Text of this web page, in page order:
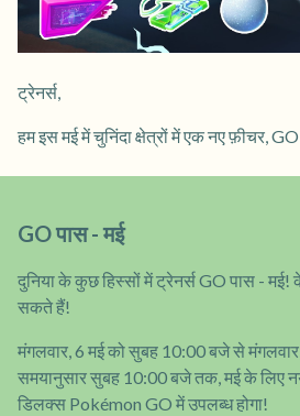
ट्रेनर्स,
हम इस मई में चुनिंदा क्षेत्रों में एक नए फ़ीचर,
GO पास - मई
दुनिया के कुछ हिस्सों में ट्रेनर्स GO पास - मई!
सकते हैं!
मंगलवार, 6 मई को सुबह 10:00 बजे से
समयानुसार सुबह 10:00 बजे तक, मई के लिए
डिलक्स Pokémon GO में उपलब्ध होगा!